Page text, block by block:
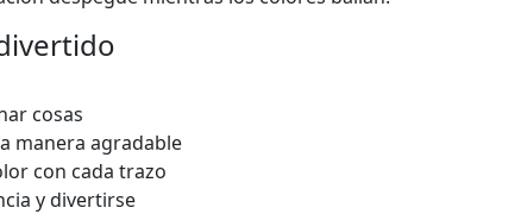
cosas
manera agradable
con cada trazo
y divertirse